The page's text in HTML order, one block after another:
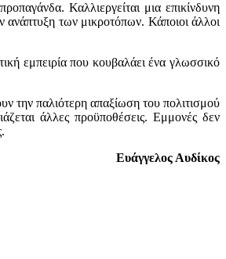
Καλλιεργείται μια επικίνδυνη
των μικροτόπων. Κάποιοι άλλοι
εμπειρία που κουβαλάει ένα γλωσσικό
την παλιότερη απαξίωση του πολιτισμού
άλλες προϋποθέσεις. Εμμονές δεν
Ευάγγελος Αυδίκος